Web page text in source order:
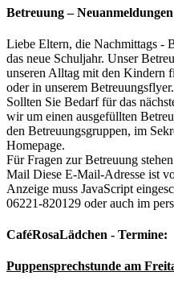
Betreuung –
Liebe Eltern, die Nachmittags -
das neue Schuljahr. Unser
unseren Alltag mit den Kindern
oder in unserem Betreuungsflyer.
Sollten Sie Bedarf für das
wir um einen ausgefüllten
den Betreuungsgruppen, im
Homepage.
Für Fragen zur Betreuung
Mail Diese E-Mail-Adresse ist
Anzeige muss JavaScript
06221-820129 oder auch im
CaféRosaLädchen - Termine:
Puppensprechstunde am